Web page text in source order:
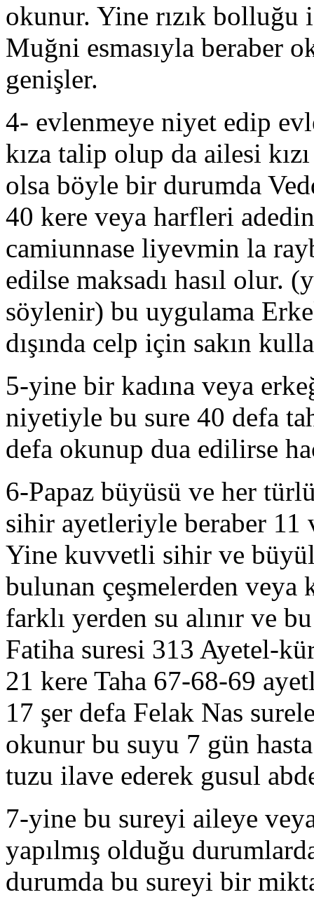
okunur. Yine rızık
Muğni esmasıyla beraber
genişler.
4- evlenmeye niyet edip
kıza talip olup da ailesi
olsa böyle bir durumda
40 kere veya harfleri
camiunnase liyevmin la
edilse maksadı hasıl olur.
söylenir) bu uygulama
dışında celp için sakın
5-yine bir kadına veya
niyetiyle bu sure 40 defa
defa okunup dua edilirse
6-Papaz büyüsü ve her
sihir ayetleriyle beraber 11
Yine kuvvetli sihir ve
bulunan çeşmelerden veya
farklı yerden su alınır ve
Fatiha suresi 313 Ayetel-
21 kere Taha 67-68-69
17 şer defa Felak Nas
okunur bu suyu 7 gün
tuzu ilave ederek gusul
7-yine bu sureyi aileye
yapılmış olduğu
durumda bu sureyi bir